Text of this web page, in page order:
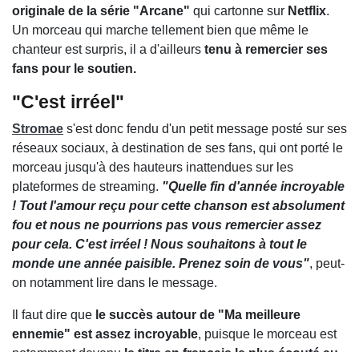
originale de la série "Arcane" qui cartonne sur Netflix.
Un morceau qui marche tellement bien que même le
chanteur est surpris, il a d'ailleurs tenu à remercier ses
fans pour le soutien.
"C'est irréel"
Stromae s'est donc fendu d'un petit message posté sur ses
réseaux sociaux, à destination de ses fans, qui ont porté le
morceau jusqu'à des hauteurs inattendues sur les
plateformes de streaming. "Quelle fin d'année incroyable
! Tout l'amour reçu pour cette chanson est absolument
fou et nous ne pourrions pas vous remercier assez
pour cela. C'est irréel ! Nous souhaitons à tout le
monde une année paisible. Prenez soin de vous", peut-
on notamment lire dans le message.
Il faut dire que le succès autour de "Ma meilleure
ennemie" est assez incroyable, puisque le morceau est